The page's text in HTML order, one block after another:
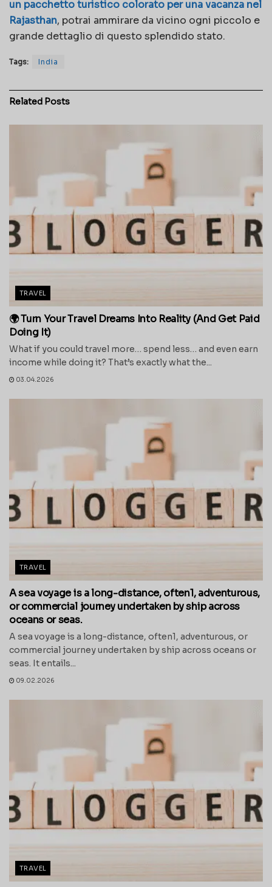
un pacchetto turistico colorato per una vacanza nel
Rajasthan, potrai ammirare da vicino ogni piccolo e
grande dettaglio di questo splendido stato.
Tags: India
Related Posts
TRAVEL
🌍 Turn Your Travel Dreams Into Reality (And Get Paid
Doing It)
What if you could travel more… spend less… and even earn
income while doing it? That’s exactly what the...
03.04.2026
TRAVEL
A sea voyage is a long-distance, often1, adventurous,
or commercial journey undertaken by ship across
oceans or seas.
A sea voyage is a long-distance, often1, adventurous, or
commercial journey undertaken by ship across oceans or
seas. It entails...
09.02.2026
TRAVEL